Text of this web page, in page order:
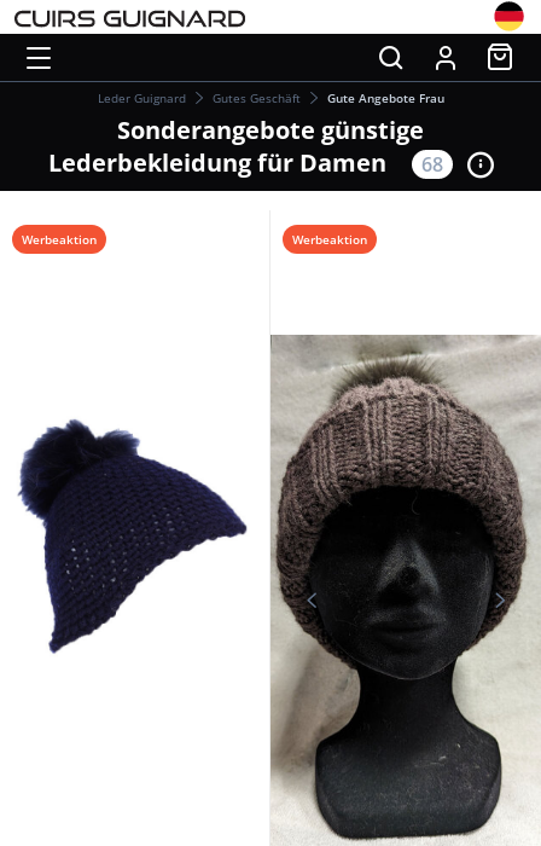
Leder Guignard Gutes Geschäft Gute Angebote Frau
Sonderangebote günstige
Lederbekleidung für Damen
68
Werbeaktion Werbeaktion